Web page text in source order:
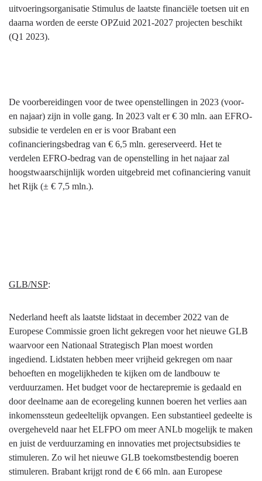
uitvoeringsorganisatie Stimulus de laatste financiële toetsen uit en
daarna worden de eerste OPZuid 2021-2027 projecten beschikt
(Q1 2023).
De voorbereidingen voor de twee openstellingen in 2023 (voor-
en najaar) zijn in volle gang. In 2023 valt er € 30 mln. aan EFRO-
subsidie te verdelen en er is voor Brabant een
cofinancieringsbedrag van € 6,5 mln. gereserveerd. Het te
verdelen EFRO-bedrag van de openstelling in het najaar zal
hoogstwaarschijnlijk worden uitgebreid met cofinanciering vanuit
het Rijk (± € 7,5 mln.).
GLB/NSP:
Nederland heeft als laatste lidstaat in december 2022 van de
Europese Commissie groen licht gekregen voor het nieuwe GLB
waarvoor een Nationaal Strategisch Plan moest worden
ingediend. Lidstaten hebben meer vrijheid gekregen om naar
behoeften en mogelijkheden te kijken om de landbouw te
verduurzamen. Het budget voor de hectarepremie is gedaald en
door deelname aan de ecoregeling kunnen boeren het verlies aan
inkomenssteun gedeeltelijk opvangen. Een substantieel gedeelte is
overgeheveld naar het ELFPO om meer ANLb mogelijk te maken
en juist de verduurzaming en innovaties met projectsubsidies te
stimuleren. Zo wil het nieuwe GLB toekomstbestendig boeren
stimuleren. Brabant krijgt rond de € 66 mln. aan Europese